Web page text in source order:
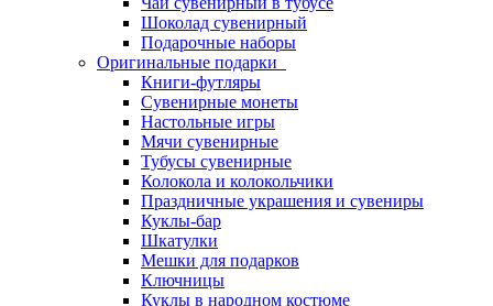
Шоколад сувенирный
Подарочные наборы
Оригинальные подарки
Книги-футляры
Сувенирные монеты
Настольные игры
Мячи сувенирные
Тубусы сувенирные
Колокола и колокольчики
Праздничные украшения и сувениры
Куклы-бар
Шкатулки
Мешки для подарков
Ключницы
Куклы в народном костюме